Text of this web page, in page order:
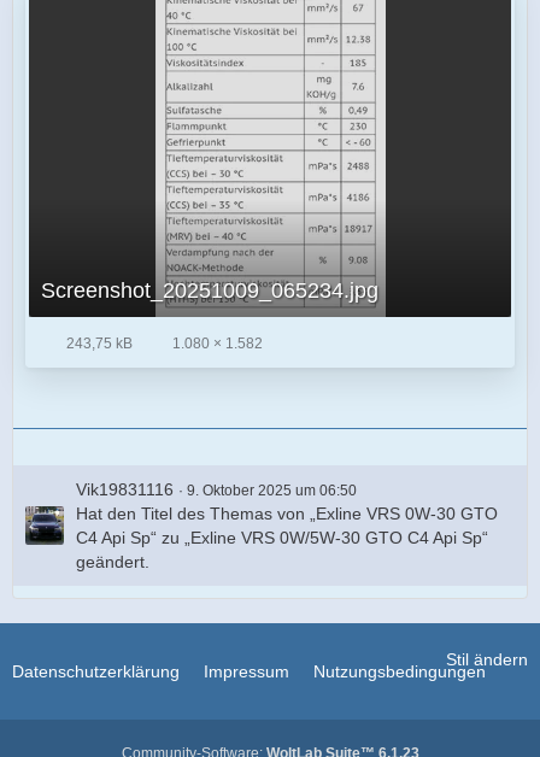
Screenshot_20251009_065234.jpg
243,75 kB 1.080 × 1.582
Vik19831116 9. Oktober 2025 um 06:50
Hat den Titel des Themas von „Exline VRS 0W-30 GTO
C4 Api Sp“ zu „Exline VRS 0W/5W-30 GTO C4 Api Sp“
geändert.
Stil ändern
Datenschutzerklärung Impressum Nutzungsbedingungen
Community-Software: WoltLab Suite™ 6.1.23